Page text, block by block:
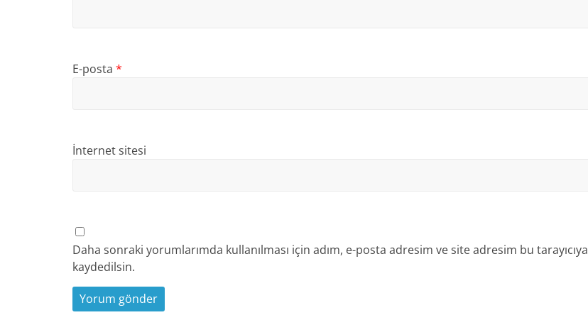
E-posta *
İnternet sitesi
Daha sonraki yorumlarımda kullanılması için adım, e-posta adresim ve site adresim bu tarayıcıya
kaydedilsin.